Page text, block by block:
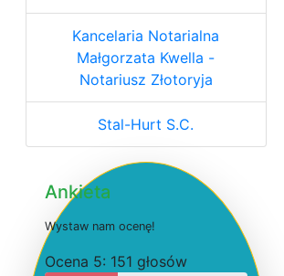
Kancelaria Notarialna
Małgorzata Kwella -
Notariusz Złotoryja
Stal-Hurt S.C.
Ankieta
Wystaw nam ocenę!
Ocena 5: 151 głosów